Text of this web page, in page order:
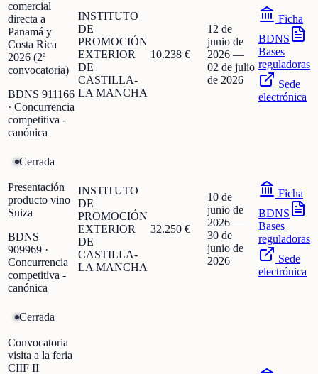
comercial
directa a
Panamá y
Costa Rica
2026 (2ª
convocatoria)
BDNS 911166
· Concurrencia
competitiva -
canónica
INSTITUTO
DE
PROMOCIÓN
EXTERIOR
DE
CASTILLA-
LA MANCHA
10.238 €
12 de
junio de
2026 —
02 de julio
de 2026
Ficha
BDNS
Bases
reguladoras
Sede
electrónica
Cerrada
Presentación
producto vino
Suiza
BDNS
909969 ·
Concurrencia
competitiva -
canónica
INSTITUTO
DE
PROMOCIÓN
EXTERIOR
DE
CASTILLA-
LA MANCHA
32.250 €
10 de
junio de
2026 —
30 de
junio de
2026
Ficha
BDNS
Bases
reguladoras
Sede
electrónica
Cerrada
Convocatoria
visita a la feria
CIIF II